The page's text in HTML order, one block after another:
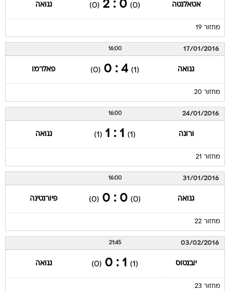
אטאלנטה (0)
0 : 2
(0) גנואה
מחזור 19
17/01/2016
16:00
גנואה (1)
4 : 0
(0) פאלרמו
מחזור 20
24/01/2016
16:00
ורונה (1)
1 : 1
(1) גנואה
מחזור 21
31/01/2016
16:00
גנואה (0)
0 : 0
(0) פיורנטינה
מחזור 22
03/02/2016
21:45
יובנטוס (1)
1 : 0
(0) גנואה
מחזור 23